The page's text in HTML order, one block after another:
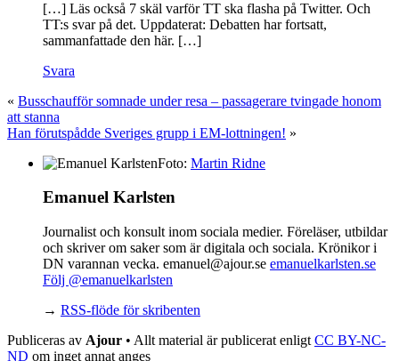
[…] Läs också 7 skäl varför TT ska flasha på Twitter. Och
TT:s svar på det. Uppdaterat: Debatten har fortsatt,
sammanfattade den här. […]
Svara
« Busschaufför somnade under resa – passagerare tvingade honom
att stanna
Han förutspådde Sveriges grupp i EM-lottningen! »
Foto: Martin Ridne
Emanuel Karlsten
Journalist och konsult inom sociala medier. Föreläser, utbildar
och skriver om saker som är digitala och sociala. Krönikor i
DN varannan vecka. emanuel@ajour.se emanuelkarlsten.se
Följ @emanuelkarlsten
→ RSS-flöde för skribenten
Publiceras av Ajour • Allt material är publicerat enligt CC BY-NC-
ND om inget annat anges